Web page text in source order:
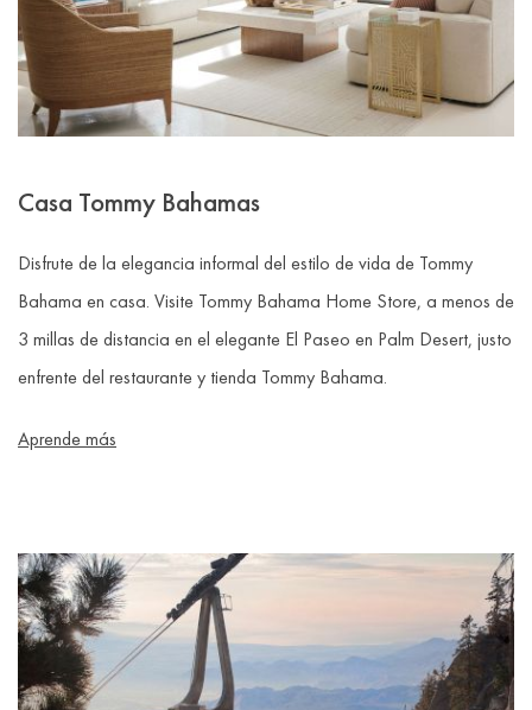
Casa Tommy Bahamas
Disfrute de la elegancia informal del estilo de vida de Tommy
Bahama en casa. Visite Tommy Bahama Home Store, a menos de
3 millas de distancia en el elegante El Paseo en Palm Desert, justo
enfrente del restaurante y tienda Tommy Bahama.
Aprende más